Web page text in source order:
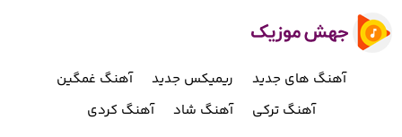
آهنگ های جدید ریمیکس جدید
آهنگ غمگین
آهنگ ترکی
آهنگ شاد آهنگ کردی